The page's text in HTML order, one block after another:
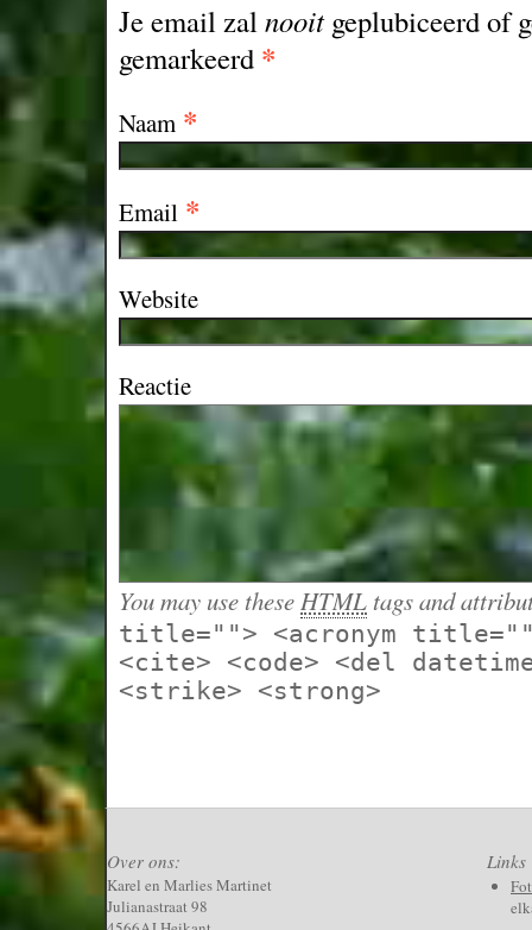
Je email zalnooitgeplubiceerd of
gemarkeerd *
Naam *
Email *
Website
Reactie
You may use theseHTML tags and
title=""> <acronym
<cite> <code> <del
<strike> <strong>
Over ons:
Karel en Marlies Martinet
Julianastraat 98
Links